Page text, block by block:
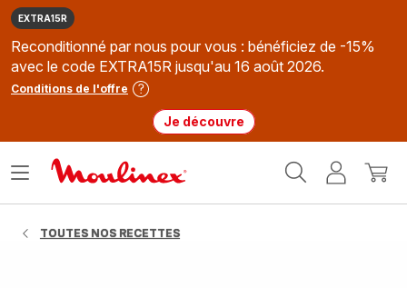
EXTRA15R
Reconditionné par nous pour vous : bénéficiez de -15%
avec le code EXTRA15R jusqu'au 16 août 2026.
Conditions de l'offre
Je découvre
MonMon
Ouvrir
TOUTES NOS RECETTES